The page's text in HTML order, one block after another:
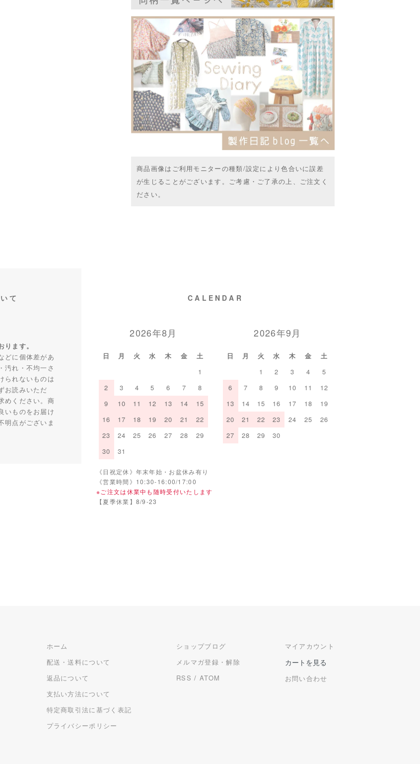
商品画像はご利用モニターの種類/設定により色合いに誤差
が生じることがございます。ご考慮・ご了承の上、ご注文く
ださい。
て
ます。
どに個体差があ
汚れ・不均一さ
られないものは
お読みいただ
めください。商
いものをお届け
明点がございま
CALENDAR
2026年8月
日 月 火 水 木 金
土
1
2
3 4 5 6 7
8
9
10 11 12 13 14
15
16
17 18 19 20 21
22
23
24 25 26 27 28
29
30
31
2026年9月
日 月 火 水 木 金
土
1
2 3 4
5
6
7 8 9 10 11
12
13
14 15 16 17 18
19
20
21 22 23 24 25
26
27
28 29 30
《日祝定休》年末年始・お盆休み有り
《営業時間》10:30-16:00/17:00
※ご注文は休業中も随時受付いたします
【夏季休業】8/9-23
ホーム
配送・送料について
返品について
支払い方法について
特定商取引法に基づく表記
プライバシーポリシー
ショップブログ
メルマガ登録・解除
RSS / ATOM
マイアカウント
カートを見る
お問い合わせ